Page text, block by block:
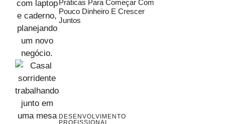
Práticas Para Começar Com
Pouco Dinheiro E Crescer
Juntos
DESENVOLVIMENTO
PROFISSIONAL